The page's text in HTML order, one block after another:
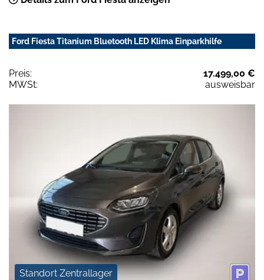
Ford Fiesta Titanium Bluetooth LED Klima Einparkhilfe
Preis:
17.499,00 €
MWSt:
ausweisbar
Standort Zentrallager